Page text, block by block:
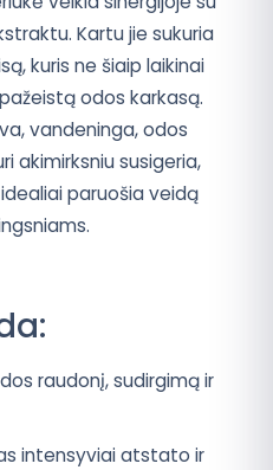
Kartu jie sukuria
kuris ne šiaip laikinai
odos karkasą.
vandeninga, odos
akimirksniu susigeria,
paruošia veidą
raudonį, sudirgimą ir
intensyviai atstato ir